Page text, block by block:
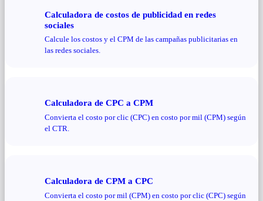
Calculadora de costos de publicidad en redes
sociales
Calcule los costos y el CPM de las campañas publicitarias en
las redes sociales.
Calculadora de CPC a CPM
Convierta el costo por clic (CPC) en costo por mil (CPM) según
el CTR.
Calculadora de CPM a CPC
Convierta el costo por mil (CPM) en costo por clic (CPC) según